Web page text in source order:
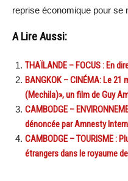
reprise économique pour se
A Lire Aussi:
THAÏLANDE – FOCUS : En
BANGKOK – CINÉMA: Le
(Mechila)», un film de Guy
CAMBODGE –
dénoncée par Amnesty
CAMBODGE – TOURISME :
étrangers dans le royaume